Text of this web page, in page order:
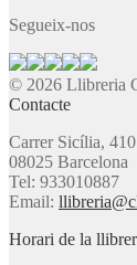
Segueix-nos
© 2026 Llibreria
Contacte
Carrer Sicília, 410
08025 Barcelona
Tel: 933010887
Email:
Horari de la